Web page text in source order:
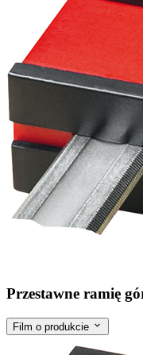
Przestawne ramię
Film o produkcie